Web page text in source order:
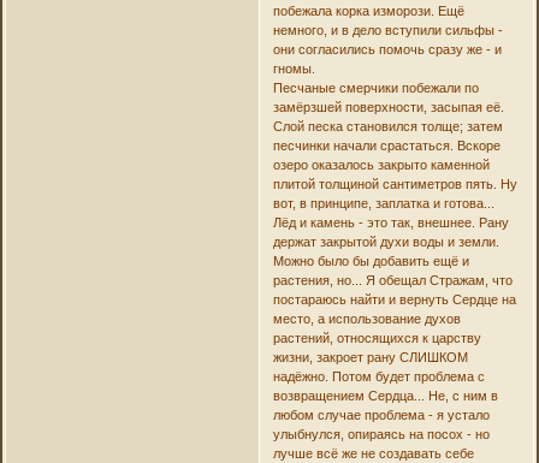
побежала корка изморози. Ещё
немного, и в дело вступили сильфы -
они согласились помочь сразу же - и
гномы.
Песчаные смерчики побежали по
замёрзшей поверхности, засыпая её.
Слой песка становился толще; затем
песчинки начали срастаться. Вскоре
озеро оказалось закрыто каменной
плитой толщиной сантиметров пять. Ну
вот, в принципе, заплатка и готова...
Лёд и камень - это так, внешнее. Рану
держат закрытой духи воды и земли.
Можно было бы добавить ещё и
растения, но... Я обещал Стражам, что
постараюсь найти и вернуть Сердце на
место, а использование духов
растений, относящихся к царству
жизни, закроет рану СЛИШКОМ
надёжно. Потом будет проблема с
возвращением Сердца... Не, с ним в
любом случае проблема - я устало
улыбнулся, опираясь на посох - но
лучше всё же не создавать себе